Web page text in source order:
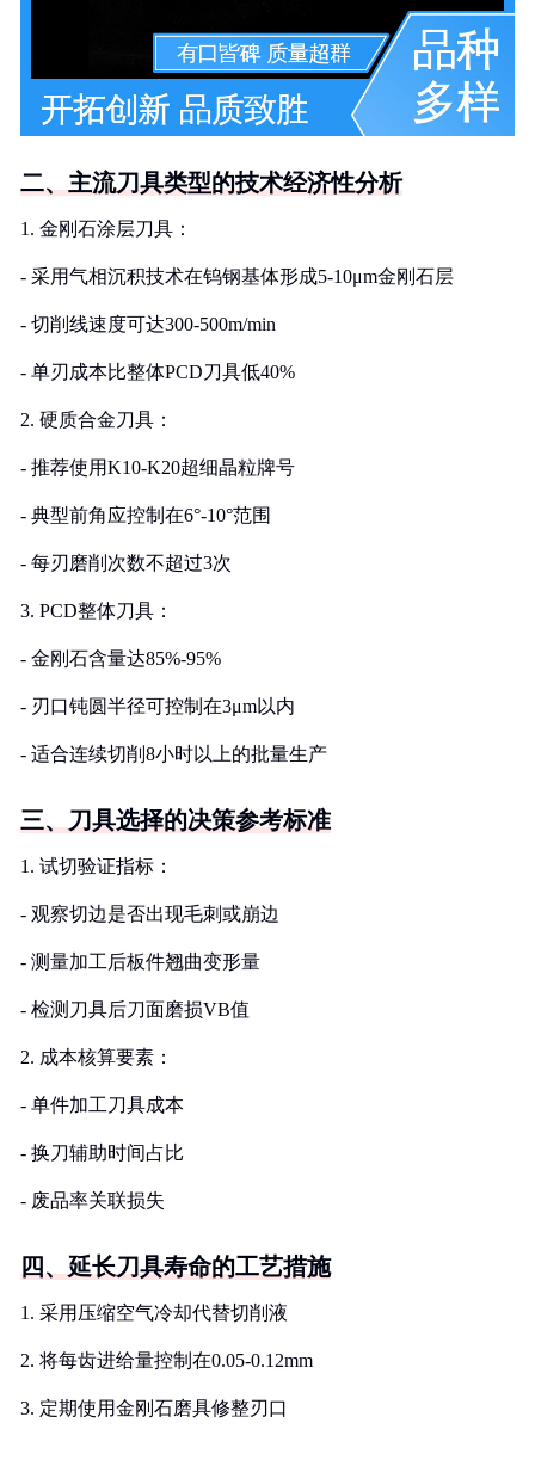
二、主流刀具类型的技术经济性分析
1. 金刚石涂层刀具：
- 采用气相沉积技术在钨钢基体形成5-10μm金刚石层
- 切削线速度可达300-500m/min
- 单刃成本比整体PCD刀具低40%
2. 硬质合金刀具：
- 推荐使用K10-K20超细晶粒牌号
- 典型前角应控制在6°-10°范围
- 每刃磨削次数不超过3次
3. PCD整体刀具：
- 金刚石含量达85%-95%
- 刃口钝圆半径可控制在3μm以内
- 适合连续切削8小时以上的批量生产
三、刀具选择的决策参考标准
1. 试切验证指标：
- 观察切边是否出现毛刺或崩边
- 测量加工后板件翘曲变形量
- 检测刀具后刀面磨损VB值
2. 成本核算要素：
- 单件加工刀具成本
- 换刀辅助时间占比
- 废品率关联损失
四、延长刀具寿命的工艺措施
1. 采用压缩空气冷却代替切削液
2. 将每齿进给量控制在0.05-0.12mm
3. 定期使用金刚石磨具修整刃口